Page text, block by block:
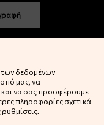
reserved.
δεδομένων
μας, να
και να σας προσφέρουμε
πληροφορίες σχετικά